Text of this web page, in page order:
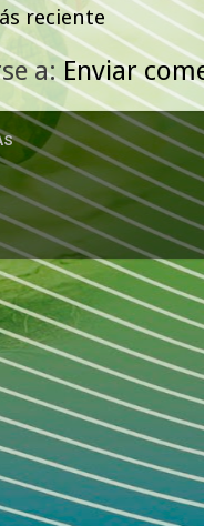
reciente
a:Enviar